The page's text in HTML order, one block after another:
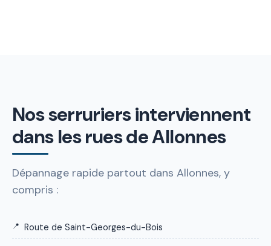
Nos serruriers interviennent
dans les rues de Allonnes
Dépannage rapide partout dans Allonnes, y
compris :
Route de Saint-Georges-du-Bois